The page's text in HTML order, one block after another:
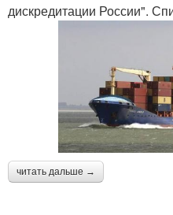
дискредитации России".
читать дальше →